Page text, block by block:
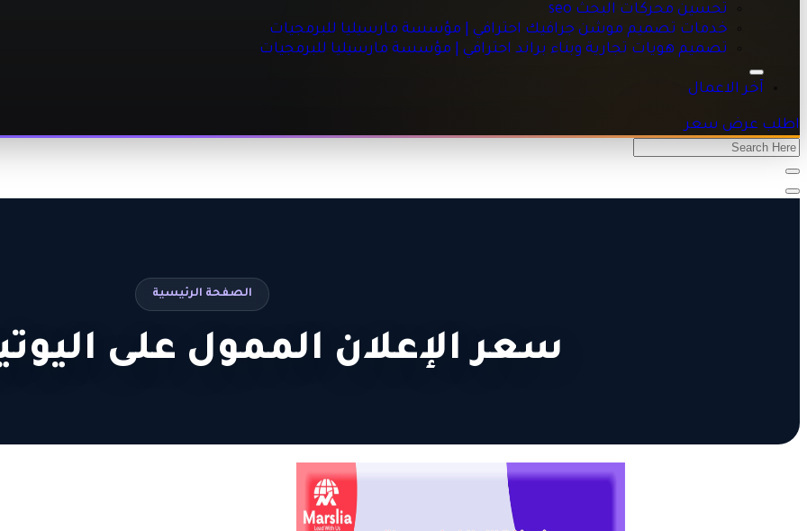
تحسين محركات البحث seo
خدمات تصميم موشن جرافيك احترافي | مؤسسة مارسيليا للبرمجيات
تصميم هويات تجارية وبناء براند احترافي | مؤسسة مارسيليا للبرمجيات
آخر الاعمال
اطلب عرض سعر
الصفحة الرئيسية
سعر الإعلان الممول على اليوتيوب